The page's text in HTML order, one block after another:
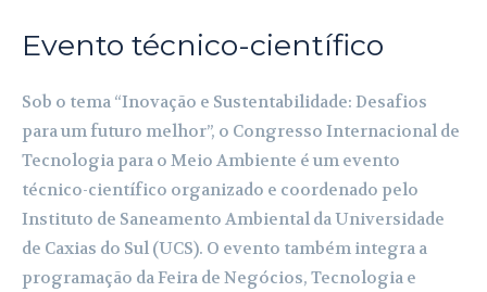
Evento técnico-científico
Sob o tema “Inovação e Sustentabilidade: Desafios
para um futuro melhor”, o Congresso Internacional de
Tecnologia para o Meio Ambiente é um evento
técnico-científico organizado e coordenado pelo
Instituto de Saneamento Ambiental da Universidade
de Caxias do Sul (UCS). O evento também integra a
programação da Feira de Negócios, Tecnologia e